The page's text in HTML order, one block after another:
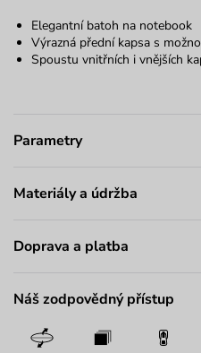
Elegantní batoh na notebook
Výrazná přední kapsa s
Spoustu vnitřních i vnějších
Parametry
Materiály a údržba
Doprava a platba
Náš zodpovědný přístup